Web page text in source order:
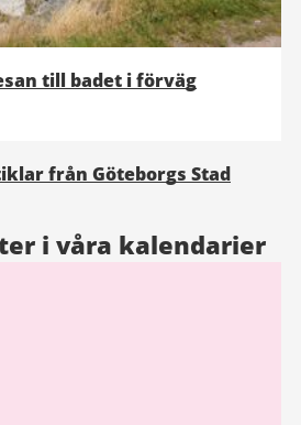
till badet i förväg
från Göteborgs Stad
i våra kalendarier